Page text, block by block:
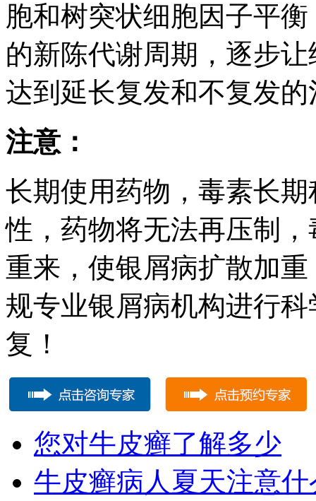
胞和树突状细胞因子平
的新陈代谢周期，逐步
达到延长复发和不复发
注意：
长期使用药物，毒素长
性，药物将无法再压制
重来，使银屑病扩散加
规专业银屑病机构进行
复！
您对牛皮癣了解多少
牛皮癣病人夏天注意什